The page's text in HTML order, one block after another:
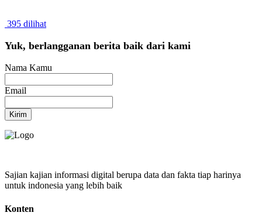
395 dilihat
Yuk, berlangganan berita baik dari kami
Nama Kamu
Email
Kirim
Sajian kajian informasi digital berupa data dan fakta tiap harinya
untuk indonesia yang lebih baik
Konten